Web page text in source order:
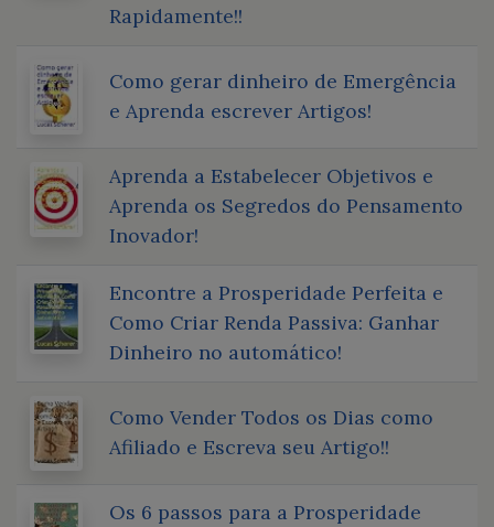
Rapidamente!!
Como gerar dinheiro de Emergência
e Aprenda escrever Artigos!
Aprenda a Estabelecer Objetivos e
Aprenda os Segredos do Pensamento
Inovador!
Encontre a Prosperidade Perfeita e
Como Criar Renda Passiva: Ganhar
Dinheiro no automático!
Como Vender Todos os Dias como
Afiliado e Escreva seu Artigo!!
Os 6 passos para a Prosperidade